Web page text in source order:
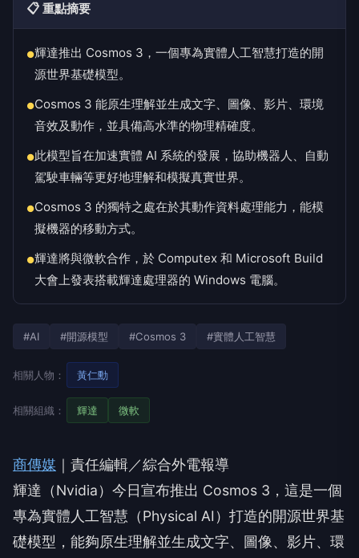
📋 重點摘要
●輝達推出 Cosmos 3，一個專為實體人工智慧打造的開
源世界基礎模型。
●Cosmos 3 能原生理解並生成文字、圖像、影片、環境
音效及動作，並具備高水準的物理精確度。
●此模型旨在加速實體 AI 系統的發展，協助機器人、自動
駕駛車輛等更好地理解和模擬真實世界。
●Cosmos 3 的獨特之處在於其動作資料處理能力，能模
擬機器的移動方式。
●輝達將與微軟合作，於 Computex 和 Microsoft Build
大會上發表搭載輝達處理器的 Windows 電腦。
#AI #開源模型 #Cosmos 3 #實體人工智慧
相關人物： 黃仁勳
相關組織： 輝達 微軟
商傳媒 ｜責任編輯／綜合外電報導
輝達（Nvidia）今日宣布推出 Cosmos 3，這是一個
專為實體人工智慧（Physical AI）打造的開源世界基
礎模型，能夠原生理解並生成文字、圖像、影片、環